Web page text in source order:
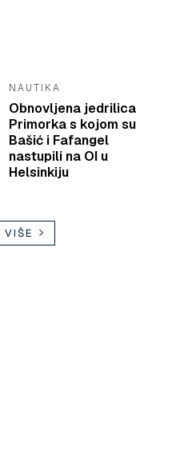
NAUTIKA
Obnovljena jedrilica
Primorka s kojom su
Bašić i Fafangel
nastupili na OI u
Helsinkiju